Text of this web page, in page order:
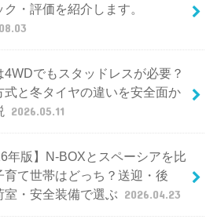
ク・評価を紹介します。
4WDでもスタッドレスが必要？
式と冬タイヤの違いを安全面か
2026.05.11
年版】N-BOXとスペーシアを比
育て世帯はどっち？送迎・後
室・安全装備で選ぶ 2026.04.23